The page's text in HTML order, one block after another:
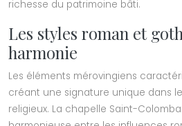
richesse du patrimoine bâti.
Les styles roman et
harmonie
Les éléments mérovingiens
créant une signature unique dans
religieux. La chapelle Saint-